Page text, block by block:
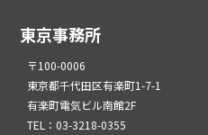
東京事務所
〒100-0006
東京都千代田区有楽町1-7-1
有楽町電気ビル南館2F
TEL：03-3218-0355